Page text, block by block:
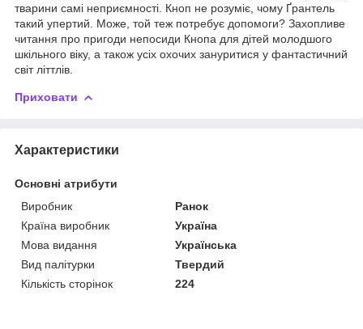
тварини самі неприємності. Кноп не розуміє, чому Ґрантель
такий упертий. Може, той теж потребує допомоги? Захопливе
читання про пригоди непосиди Кнопа для дітей молодшого
шкільного віку, а також усіх охочих зануритися у фантастичний
світ літтлів.
Приховати
Характеристики
Основні атрибути
Виробник
Ранок
Країна виробник
Україна
Мова видання
Українська
Вид палітурки
Твердий
Кількість сторінок
224